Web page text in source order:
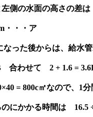
側の水面の高さの差は
・・・ア
なった後からは、給水
合わせて 2 + 1.6 =
= 800c㎡なので、1
のにかかる時間は 16.5